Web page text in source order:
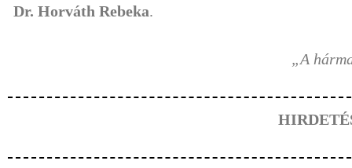
Dr. Horváth Rebeka.
„A